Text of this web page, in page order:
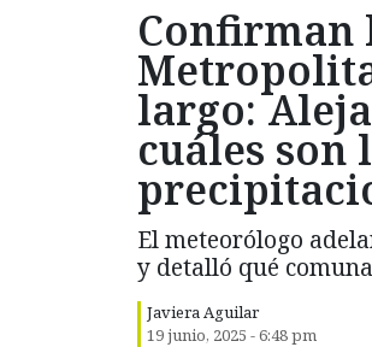
Confirman
largo:
cuáles son
El meteorólogo
y detalló qué
Javiera Aguilar
19 junio, 2025 - 6:48 pm